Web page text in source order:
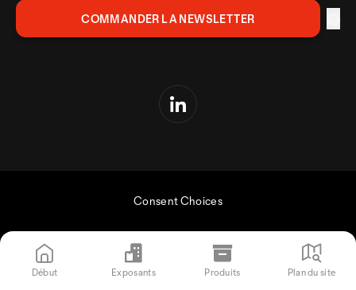
Consent Choices
Début Exposants Produits Plan du site